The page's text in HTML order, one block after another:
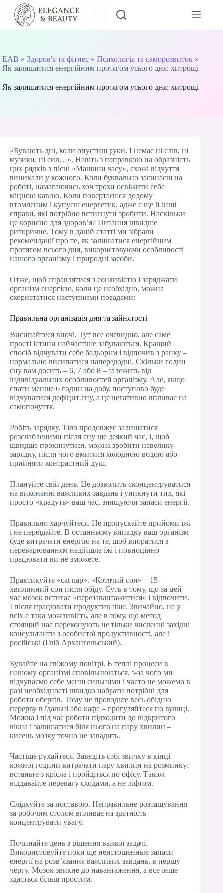
Перейти
вмісту
EAB » Здоров'я та фітнес» Психологія та саморозвиток»
Як залишатися енергійним протягом усього дня: хитрощі
Як залишатися енергійним протягом усього дня: хитрощі
«Бувають дні, коли опустиш руки. І немає ні слів, ні
музики, ні сил…». Навіть з поправкою на образність
цих рядків з пісні «Машини часу», схожі відчуття
виникали у кожного. Коли буквально засинаєш на
роботі, намагаючись хоч трохи освіжити себе
міцною кавою. Коли повертаєшся додому
втомленим і купуєш енергетик, адже є ще й інші
справи, які потрібно встигнути зробити. Наскільки
це корисно для здоров’я? Питання швидше
риторичне. Тому в даній статті ми зібрали
рекомендації про те, як залишатися енергійним
протягом всього дня, використовуючи особливості
нашого організму і природні засоби.
Отже, щоб справлятися з сонливістю і заряджати
організм енергією, коли це необхідно, можна
скористатися наступними порадами:
Правильна організація дня та зайнятості
Висипайтеся вночі. Тут все очевидно, але саме
прості істини найчастіше забуваються. Кращий
спосіб відчувати себе бадьорим і відпочив з ранку –
нормально висипатися напередодні. Скільки годин
сну вам досить – 6, 7 або 8 – залежить від
індивідуальних особливостей організму. Але, якщо
спати менше 6 годин на добу, поступово буде
відчуватися дефіцит сну, а це негативно впливає на
самопочуття.
Робіть зарядку. Тіло продовжує залишатися
розслабленими після сну ще деякий час, і, щоб
швидше прокинутися, можна зробити невелику
зарядку, після чого вмитися холодною водою або
прийняти контрастний душ.
Плануйте свій день. Це дозволить сконцентруватися
на виконанні важливих завдань і уникнути тих, які
просто «крадуть» ваш час, знищуючи запаси енергії.
Правильно харчуйтеся. Не пропускайте прийоми їжі
і не переїдайте. В останньому випадку ваш організм
буде витрачати енергію на те, щоб впоратися з
переварюванням надійшла їжі і повноцінно
працювати ви не зможете.
Практикуйте «cat nap». «Котячий сон» – 15-
хвилинний сон після обіду. Суть в тому, що за цей
час мозок встигає «перезавантажитися» і відпочити.
І після працювати продуктивніше. Звичайно, не у
всіх є така можливість, але в тому, що метод
стоящий нас переконують не тільки численні західні
консультанти з особистої продуктивності, але і
російські (Гліб Архангельський).
Бувайте на свіжому повітрі. В теплі процеси в
нашому організмі сповільнюються, з-за чого ми
відчуваємо себе менш сильними і часто не можемо в
разі необхідності швидко набрати потрібні для
роботи обертів. Тому не проводьте весь обідню
перерву в їдальні або кафе – прогуляйтеся по вулиці.
Можна і під час роботи підходити до відкритого
вікна і залишатися біля нього на пару хвилин –
кисень мозку точно не завадить.
Частіше рухайтеся. Заведіть собі звичку в кінці
кожної години витрачати пару хвилин на розминку:
встаньте з крісла і пройдіться по офісу. Також
віддавайте перевагу сходами, а не ліфтом.
Слідкуйте за поставою. Неправильне розташування
за робочим столом впливає на здатність
концентрувати увагу.
Починайте день з рішення важкої задачі.
Використовуйте поки ще неистощенные запаси
енергії на розв’язання важливих завдань, в першу
чергу. Мозок звикне до навантаження, а все інше
здасться більш простим.